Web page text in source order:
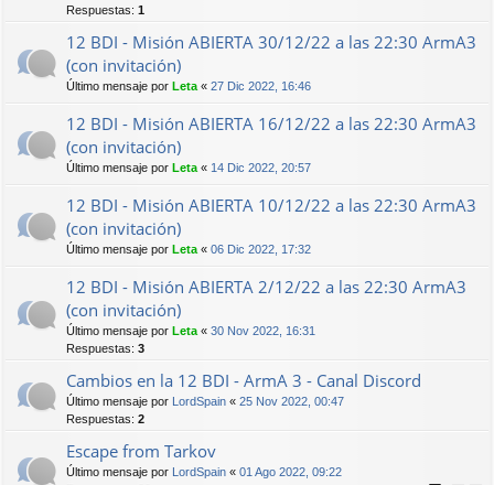
Respuestas: 1
12 BDI - Misión ABIERTA 30/12/22 a las 22:30 ArmA3
(con invitación)
Último mensaje por Leta « 27 Dic 2022, 16:46
12 BDI - Misión ABIERTA 16/12/22 a las 22:30 ArmA3
(con invitación)
Último mensaje por Leta « 14 Dic 2022, 20:57
12 BDI - Misión ABIERTA 10/12/22 a las 22:30 ArmA3
(con invitación)
Último mensaje por Leta « 06 Dic 2022, 17:32
12 BDI - Misión ABIERTA 2/12/22 a las 22:30 ArmA3
(con invitación)
Último mensaje por Leta « 30 Nov 2022, 16:31
Respuestas: 3
Cambios en la 12 BDI - ArmA 3 - Canal Discord
Último mensaje por LordSpain « 25 Nov 2022, 00:47
Respuestas: 2
Escape from Tarkov
Último mensaje por LordSpain « 01 Ago 2022, 09:22